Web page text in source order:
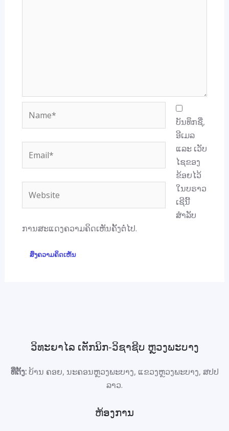
ບັນທຶກຊື່,
ອີເມລ
ແລະ ເວັບ
ໄຊຂອງ
ຂ້ອຍໄວ້
ໃນບຣາວ
ເຊີນີ້
ສຳລັບ
ການສະແດງຄວາມຄິດເຫັນຄັ້ງຕໍ່ໄປ.
ວິທະຍາໄລ ເຕັກນິກ-ວິຊາຊີບ ຫຼວງພະບາງ
ທີ່ຕັ້ງ:ບ້ານ ຄອຍ, ນະຄອນຫຼວງພະບາງ, ແຂວງຫຼວງພະບາງ, ສປປ
ລາວ.
ຫ້ອງການ